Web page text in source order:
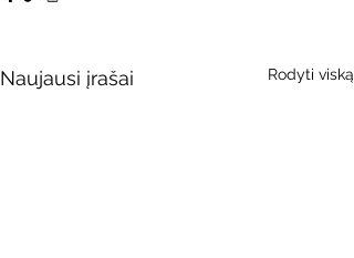
Naujausi įrašai Rodyti viską